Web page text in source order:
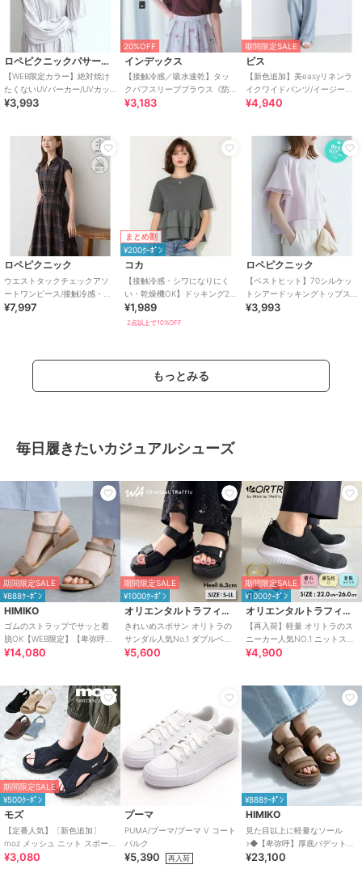
ロペピクニックパサージュ
【WEB限定カラー】絶対焼け
たくないUVパーカー/UVカッ
ト・接触冷感
¥3,993
20%OFF
インデックス
【接触冷感／吸水速乾】タッ
クパフスリーブブラウス《防
シワ／洗濯機OK／XS～3L／
¥3,183
期間限定SALE
ビス
【新色追加】美easyリネンラ
イクワイドパンツ/イージーケ
ア・接触冷感・セットアップ
¥4,940
ロペピクニック
ウエストタックチェックアソ
ートワンピース/接触冷感・防
シワ・リンクコーデ
¥7,997
まとめ割
¥200ｸｰﾎﾟﾝ
コカ
【接触冷感・シワになりにく
い・乾燥機OK】ドッキング2
段フリルTシャツ 全2色
¥1,989
2点以上で10%OFF
ロペピクニック
【ベストヒット】70シルケッ
トシアードッキングトップス/
着丈が選べる・UVカット・接
¥3,993
もっとみる
毎日履きたいカジュアルシューズ
期間限定SALE
¥888ｸｰﾎﾟﾝ
HIMIKO
ゴムのストラップでサッと着
脱OK【WEB限定】【卑弥呼
26SS】ゴムストラップサンダ
¥14,080
期間限定SALE
¥1000ｸｰﾎﾟﾝ
オリエンタルトラフィック
きれいめスポサン オリトラの
サンダル人気No.1 ダブルベル
ト スポーツサンダル /42207
¥5,600
期間限定SALE
¥1000ｸｰﾎﾟﾝ
オリエンタルトラフィック
【再入荷】軽量 オリトラのス
ニーカー人気NO.1 ニットスニ
ーカー スリッポン /3709
¥4,900
期間限定SALE
¥500ｸｰﾎﾟﾝ
モズ
【定番人気】〔新色追加〕
moz メッシュ ニット スポーツ
サンダル
¥3,080
プーマ
PUMA/プーマ/プーマ V コート
バルク
¥5,390 再入荷
¥888ｸｰﾎﾟﾝ
HIMIKO
見た目以上に軽量なソール
♪◆【卑弥呼】厚底パデットサ
ンダル/661201
¥23,100